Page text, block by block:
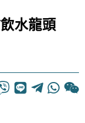
水龍頭